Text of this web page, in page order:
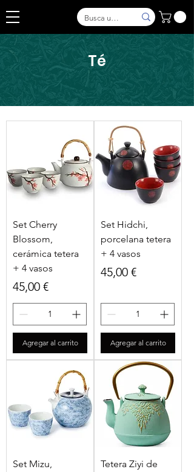
Té
Set Cherry
Blossom,
cerámica tetera
+ 4 vasos
Precio
45,00 €
Agregar al carrito
Set Hidchi,
porcelana tetera
+ 4 vasos
Precio
45,00 €
Agregar al carrito
Set Mizu,
Tetera Ziyi de